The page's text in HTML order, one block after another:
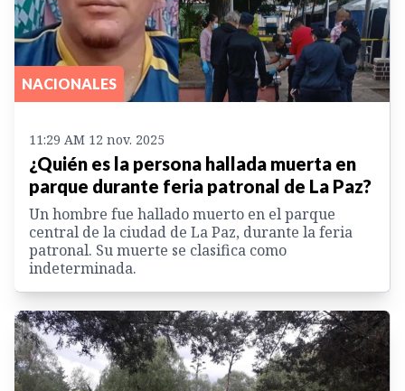
NACIONALES
11:29 AM 12 nov. 2025
¿Quién es la persona hallada muerta en
parque durante feria patronal de La Paz?
Un hombre fue hallado muerto en el parque
central de la ciudad de La Paz, durante la feria
patronal. Su muerte se clasifica como
indeterminada.